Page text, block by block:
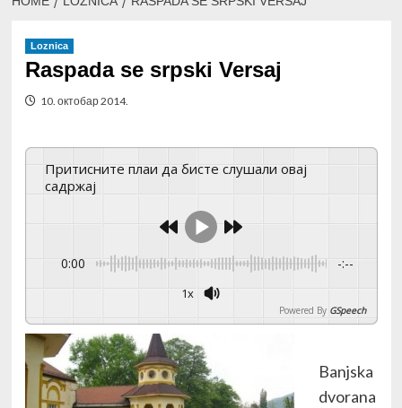
Loznica
Raspada se srpski Versaj
10. октобар 2014.
Притисните плаи да бисте слушали овај
садржај
0:00 -:--
1x
Powered By GSpeech
Banjska
dvorana